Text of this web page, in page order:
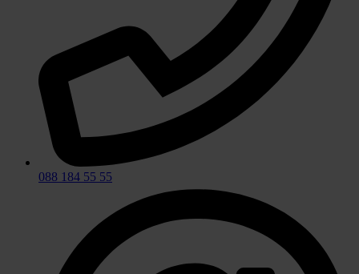
088 184 55 55